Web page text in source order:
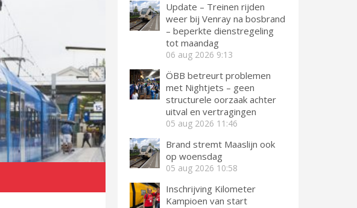
Update – Treinen rijden
weer bij Venray na bosbrand
– beperkte dienstregeling
tot maandag
06 aug 2026 9:13
ÖBB betreurt problemen
met Nightjets – geen
structurele oorzaak achter
uitval en vertragingen
05 aug 2026 11:46
Brand stremt Maaslijn ook
op woensdag
05 aug 2026 10:58
Inschrijving Kilometer
Kampioen van start